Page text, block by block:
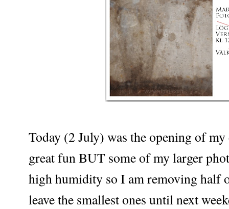
Today (2 July) was the opening of
great fun BUT some of my larger
high humidity so I am removing half
leave the smallest ones until next